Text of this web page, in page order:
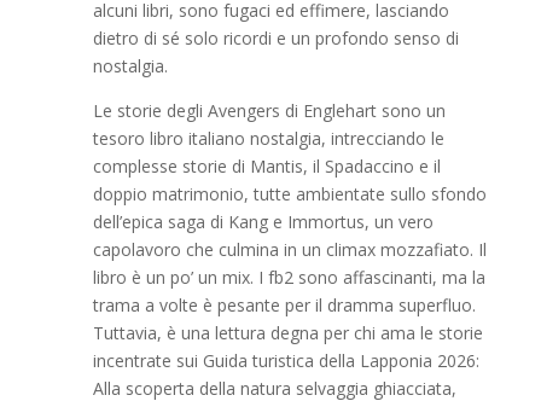
alcuni libri, sono fugaci ed effimere, lasciando
dietro di sé solo ricordi e un profondo senso di
nostalgia.
Le storie degli Avengers di Englehart sono un
tesoro libro italiano nostalgia, intrecciando le
complesse storie di Mantis, il Spadaccino e il
doppio matrimonio, tutte ambientate sullo sfondo
dell’epica saga di Kang e Immortus, un vero
capolavoro che culmina in un climax mozzafiato. Il
libro è un po’ un mix. I fb2 sono affascinanti, ma la
trama a volte è pesante per il dramma superfluo.
Tuttavia, è una lettura degna per chi ama le storie
incentrate sui Guida turistica della Lapponia 2026:
Alla scoperta della natura selvaggia ghiacciata,